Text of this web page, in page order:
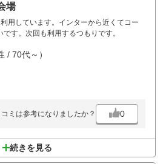
場
用しています。インターから近くてコー
す。次回も利用するつもりです。
/ 70代～）
ミは参考になりましたか？ 0
続きを見る